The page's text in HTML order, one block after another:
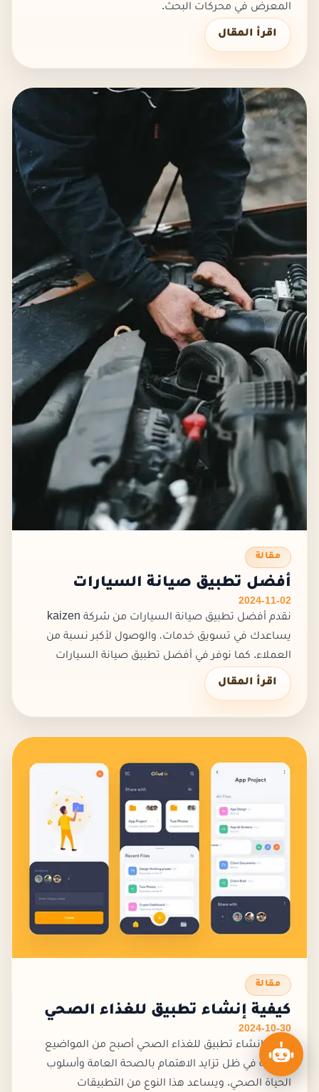
المعرض في محركات البحث.
اقرأ المقال
مقالة
أفضل تطبيق صيانة السيارات
2024-11-02
نقدم أفضل تطبيق صيانة السيارات من شركة kaizen
يساعدك في تسويق خدمات، والوصول لأكبر نسبة من
العملاء. كما نوفر في أفضل تطبيق صيانة السيارات
لك الوقت والمجهود. كما أنه ي...
اقرأ المقال
مقالة
كيفية إنشاء تطبيق للغذاء الصحي
2024-10-30
كيفية إنشاء تطبيق للغذاء الصحي أصبح من المواضيع
الحيوية في ظل تزايد الاهتمام بالصحة العامة وأسلوب
الحياة الصحي. ويساعد هذا النوع من التطبيقات